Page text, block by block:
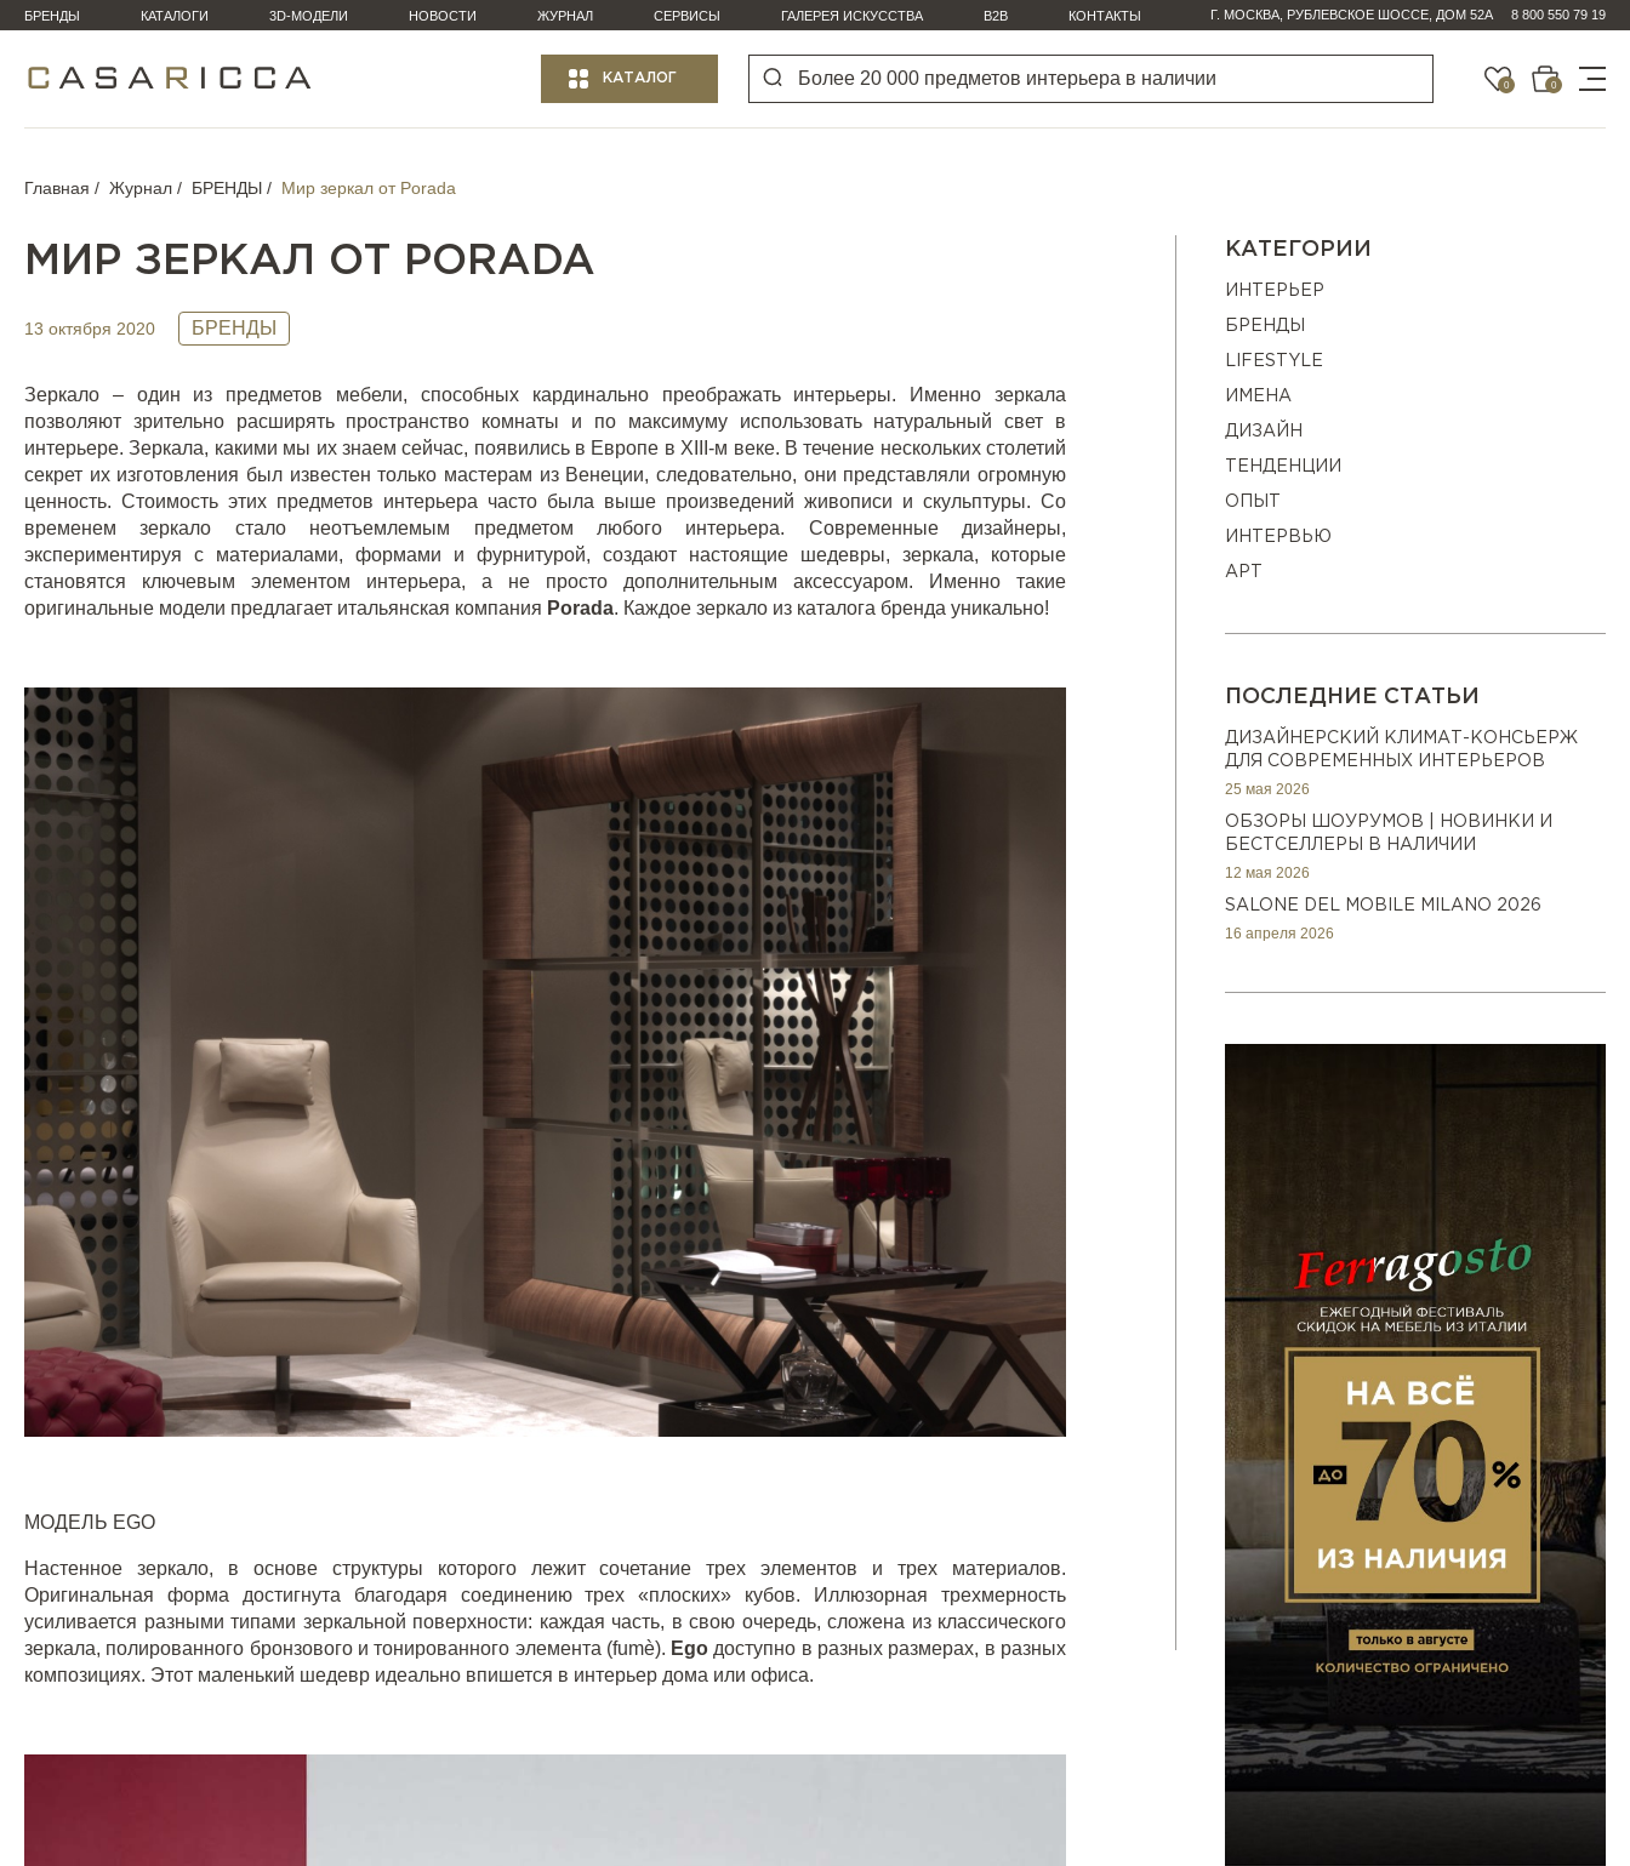
БРЕНДЫ КАТАЛОГИ 3D-МОДЕЛИ НОВОСТИ ЖУРНАЛ СЕРВИСЫ ГАЛЕРЕЯ ИСКУССТВА B2B КОНТАКТЫ Г. МОСКВА, РУБЛЕВСКОЕ ШОССЕ, ДОМ 52А 8 800 550 79 19
КАТАЛОГ 0 0
Главная Журнал БРЕНДЫ Мир зеркал от Porada
МИР ЗЕРКАЛ ОТ PORADA
13 октября 2020 БРЕНДЫ
Зеркало – один из предметов мебели, способных кардинально преображать интерьеры. Именно зеркала
позволяют зрительно расширять пространство комнаты и по максимуму использовать натуральный свет в
интерьере. Зеркала, какими мы их знаем сейчас, появились в Европе в XIII-м веке. В течение нескольких столетий
секрет их изготовления был известен только мастерам из Венеции, следовательно, они представляли огромную
ценность. Стоимость этих предметов интерьера часто была выше произведений живописи и скульптуры. Со
временем зеркало стало неотъемлемым предметом любого интерьера. Современные дизайнеры,
экспериментируя с материалами, формами и фурнитурой, создают настоящие шедевры, зеркала, которые
становятся ключевым элементом интерьера, а не просто дополнительным аксессуаром. Именно такие
оригинальные модели предлагает итальянская компания Porada. Каждое зеркало из каталога бренда уникально!
МОДЕЛЬ EGO
Настенное зеркало, в основе структуры которого лежит сочетание трех элементов и трех материалов.
Оригинальная форма достигнута благодаря соединению трех «плоских» кубов. Иллюзорная трехмерность
усиливается разными типами зеркальной поверхности: каждая часть, в свою очередь, сложена из классического
зеркала, полированного бронзового и тонированного элемента (fumè). Ego доступно в разных размерах, в разных
композициях. Этот маленький шедевр идеально впишется в интерьер дома или офиса.
КАТЕГОРИИ
ИНТЕРЬЕР
БРЕНДЫ
LIFESTYLE
ИМЕНА
ДИЗАЙН
ТЕНДЕНЦИИ
ОПЫТ
ИНТЕРВЬЮ
АРТ
ПОСЛЕДНИЕ СТАТЬИ
ДИЗАЙНЕРСКИЙ КЛИМАТ-КОНСЬЕРЖ
ДЛЯ СОВРЕМЕННЫХ ИНТЕРЬЕРОВ
25 мая 2026
ОБЗОРЫ ШОУРУМОВ | НОВИНКИ И
БЕСТСЕЛЛЕРЫ В НАЛИЧИИ
12 мая 2026
SALONE DEL MOBILE MILANO 2026
16 апреля 2026